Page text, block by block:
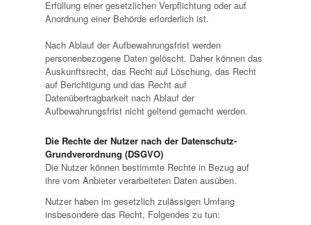
Erfüllung einer gesetzlichen Verpflichtung oder auf
Anordnung einer Behörde erforderlich ist.
Nach Ablauf der Aufbewahrungsfrist werden
personenbezogene Daten gelöscht. Daher können das
Auskunftsrecht, das Recht auf Löschung, das Recht
auf Berichtigung und das Recht auf
Datenübertragbarkeit nach Ablauf der
Aufbewahrungsfrist nicht geltend gemacht werden.
Die Rechte der Nutzer nach der Datenschutz-
Grundverordnung (DSGVO)
Die Nutzer können bestimmte Rechte in Bezug auf
ihre vom Anbieter verarbeiteten Daten ausüben.
Nutzer haben im gesetzlich zulässigen Umfang
insbesondere das Recht, Folgendes zu tun: